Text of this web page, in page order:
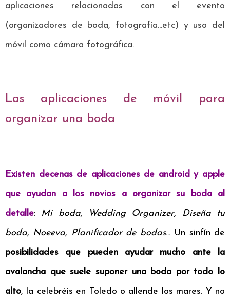
aplicaciones relacionadas con el evento
(organizadores de boda, fotografía...etc) y uso del
móvil como cámara fotográfica.
Las aplicaciones de móvil para
organizar una boda
Existen decenas de aplicaciones de android y apple
que ayudan a los novios a organizar su boda al
detalle: Mi boda, Wedding Organizer, Diseña tu
boda, Noeeva, Planificador de bodas... Un sinfín de
posibilidades que pueden ayudar mucho ante la
avalancha que suele suponer una boda por todo lo
alto, la celebréis en Toledo o allende los mares. Y no